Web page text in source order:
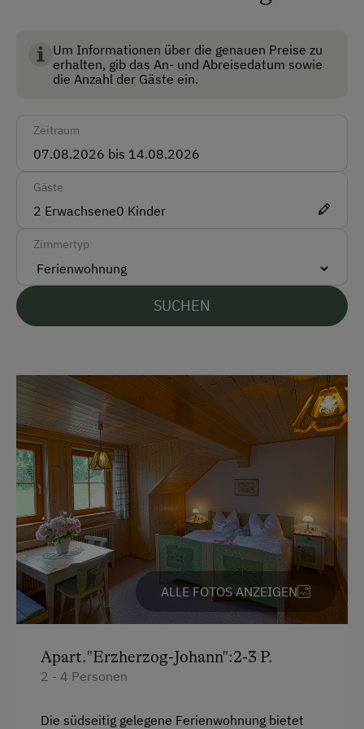
Anfahrtsmöglichkeiten
Bus
Akzeptierte Zahlungsmittel
Barzahlung
Überweisung / SEPA
Deutsch
Englisch
Parken
Kostenlose Parkplätze
Überdachter Parkplatz
Am Betrieb
Ab-Hof-Verkauf
Garten/Wiese
Hofeigene Produkte
Obstgarten
Um Informationen über die genauen Preise zu
erhalten, gib das An- und Abreisedatum sowie
die Anzahl der Gäste ein.
Zeitraum
Gäste
2 Erwachsene0 Kinder
Zimmertyp
SUCHEN
ALLE FOTOS ANZEIGEN
Apart."Erzherzog-Johann":2-3 P.
2 - 4 Personen
Die südseitig gelegene Ferienwohnung bietet